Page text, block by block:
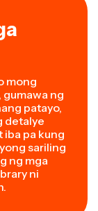
mong
ng
patayo,
detalye
iba pa kung
sariling
ng mga
ni